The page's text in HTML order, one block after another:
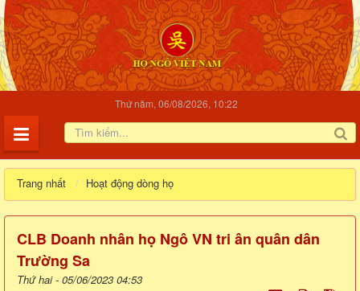
Thứ năm, 06/08/2026, 10:22
Trang nhất Hoạt động dòng họ
CLB Doanh nhân họ Ngô VN tri ân quân dân
Trường Sa
Thứ hai - 05/06/2023 04:53